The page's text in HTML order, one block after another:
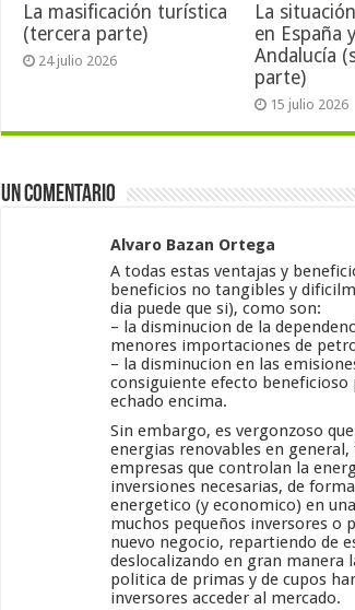
La masificación turística
(tercera parte)
24 julio 2026
La
en España
Andalucía
parte)
15 julio 2026
Un comentario
Alvaro Bazan Ortega
A todas estas ventajas y
beneficios no tangibles y
dia puede que si), como son:
– la disminucion de la
menores importaciones de
– la disminucion en las
consiguiente efecto
echado encima.
Sin embargo, es vergonzoso
energias renovables en
empresas que controlan la
inversiones necesarias, de
energetico (y economico) en
muchos pequeños inversores o
nuevo negocio, repartiendo de
deslocalizando en gran manera
politica de primas y de cupos
inversores acceder al mercado.